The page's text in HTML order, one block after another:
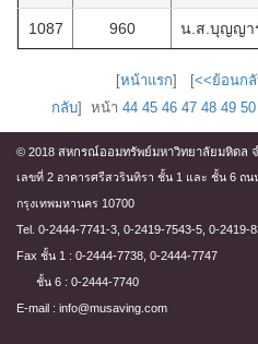
1087 960 น.ส.บุญญา
[หน้าแรก] [<<ย้อนก
กลับ] หน้า 44 45 46 47 48 49 50
© 2018 สหกรณ์ออมทรัพย์มหาวิทยาลัยมหิดล
เลขที่ 2 อาคารศรีสวรินทิรา ชั้น 1 และ ชั้น 6 ถน
กรุงเทพมหานคร 10700
Tel. 0-2444-7741-3, 0-2419-7543-5, 0-2419-
Fax ชั้น 1 : 0-2444-7738, 0-2444-7747
ชั้น 6 : 0-2444-7740
E-mail : info@musaving.com